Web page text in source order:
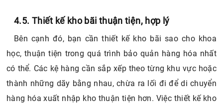
4.5. Thiết kế kho bãi thuận tiện, hợp lý
Bên cạnh đó, bạn cần thiết kế kho bãi sao cho khoa
học, thuận tiện trong quá trình bảo quản hàng hóa nhất
có thể. Các kệ hàng cần sắp xếp theo từng khu vực hoặc
thành những dãy bằng nhau, chừa ra lối đi để di chuyển
hàng hóa xuất nhập kho thuận tiện hơn. Việc thiết kế kho